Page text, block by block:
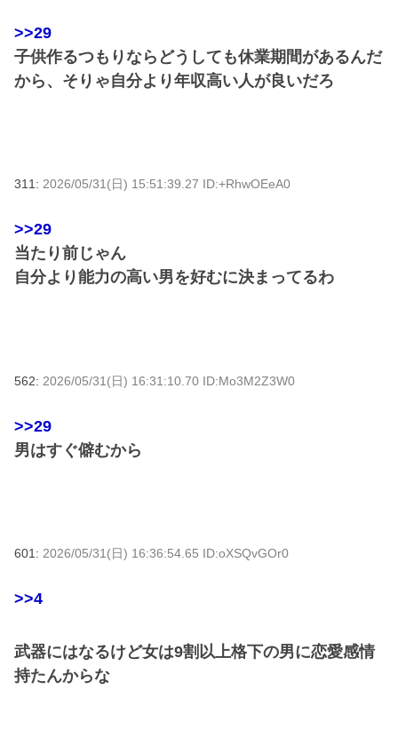
>>29
子供作るつもりならどうしても休業期間があるんだ
から、そりゃ自分より年収高い人が良いだろ
311: 2026/05/31(日) 15:51:39.27 ID:+RhwOEeA0
>>29
当たり前じゃん
自分より能力の高い男を好むに決まってるわ
562: 2026/05/31(日) 16:31:10.70 ID:Mo3M2Z3W0
>>29
男はすぐ僻むから
601: 2026/05/31(日) 16:36:54.65 ID:oXSQvGOr0
>>4
武器にはなるけど女は9割以上格下の男に恋愛感情
持たんからな